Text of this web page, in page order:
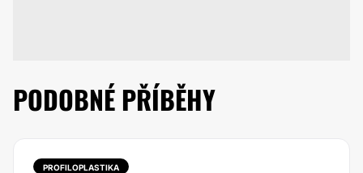
PODOBNÉ PŘÍBĚHY
PROFILOPLASTIKA